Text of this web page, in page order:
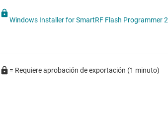
Windows Installer for SmartRF Flash Programmer 2
= Requiere aprobación de exportación (1 minuto)